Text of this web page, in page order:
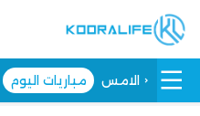
الامس مباريات اليوم